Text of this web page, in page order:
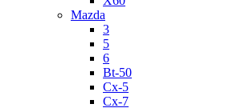
Mazda
3
5
6
Bt-50
Cx-5
Cx-7